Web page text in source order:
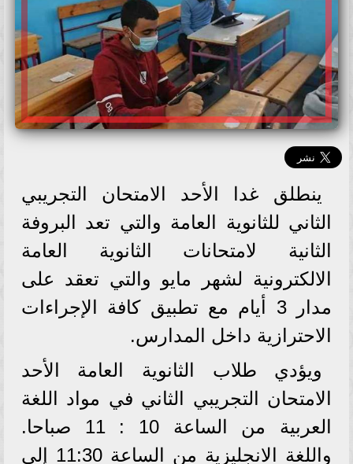
ينطلق غدا الأحد الامتحان التجريبي
الثاني للثانوية العامة والتي تعد البروفة
الثانية لامتحانات الثانوية العامة
الالكترونية لشهر مايو والتي تعقد على
مدار 3 أيام مع تطبيق كافة الإجراءات
الاحترازية داخل المدارس.
ويؤدي طلاب الثانوية العامة الأحد
الامتحان التجريبي الثاني في مواد اللغة
العربية من الساعة 10 : 11 صباحا.
واللغة الانجليزية من الساعة 11:30 إلي